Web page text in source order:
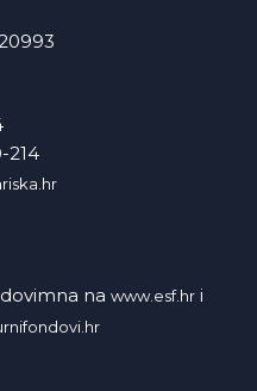
214
na www.esf.hri